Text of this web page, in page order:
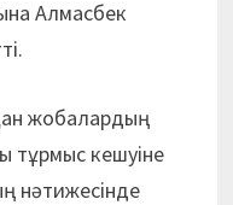
Алмасбек
жобалардың
тұрмыс кешуіне
нәтижесінде